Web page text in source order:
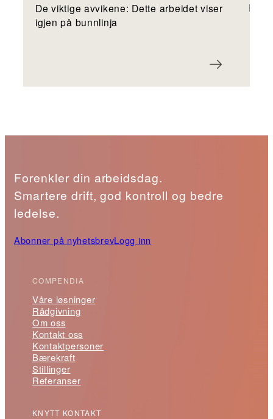
De viktige avvikene: Dette arbeidet viser
igjen på bunnlinja
Forenkler din arbeidsdag.
Smartere drift, god kontroll og bedre
ledelse.
Abonner på nyhetsbrevLogg inn
COMPENDIA
Våre løsninger
Rådgivning
Om oss
Kontakt oss
Kontaktpersoner
Bærekraft
Stillinger
Referanser
KNYTT KONTAKT